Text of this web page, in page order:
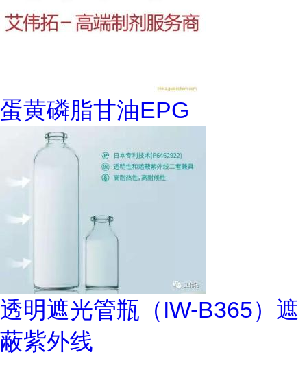
蛋黄磷脂甘油EPG
透明遮光管瓶（IW-B365）遮
蔽紫外线